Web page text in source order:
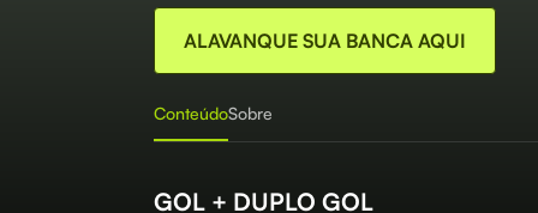
ALAVANQUE SUA BANCA AQUI
ConteúdoSobre
GOL + DUPLO GOL